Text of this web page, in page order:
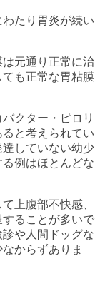
たり胃炎が続い
元通り正常に治
も正常な胃粘膜
クター・ピロリ
と考えられてい
していない幼少
例はほとんどな
上腹部不快感、
ることが多いで
や人間ドッグな
からずありま